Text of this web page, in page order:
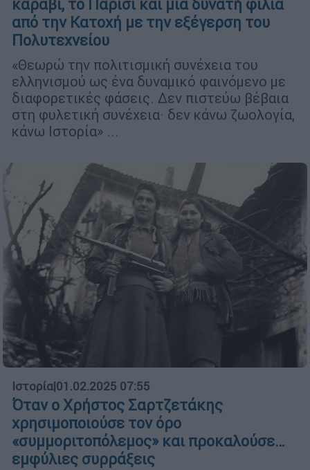
καράβι, το Παρίσι και μια δυνατή φιλία
από την Κατοχή με την εξέγερση του
Πολυτεχνείου
«Θεωρώ την πολιτισμική συνέχεια του
ελληνισμού ως ένα δυναμικό φαινόμενο με
διαφορετικές φάσεις. Δεν πιστεύω βέβαια
στη φυλετική συνέχεια· δεν κάνω ζωολογία,
κάνω Ιστορία» ...
Ιστορία|01.02.2025 07:55
Όταν ο Χρήστος Σαρτζετάκης
χρησιμοποιούσε τον όρο
«συμμοριτοπόλεμος» και προκαλούσε…
εμφύλιες συρράξεις